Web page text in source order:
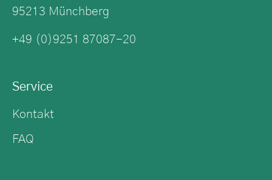
95213 Münchberg
+49 (0)9251 87087-20
Service
Kontakt
FAQ